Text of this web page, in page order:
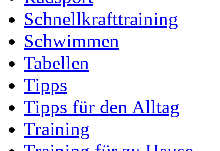
Schnellkrafttraining
Schwimmen
Tabellen
Tipps
Tipps für den Alltag
Training